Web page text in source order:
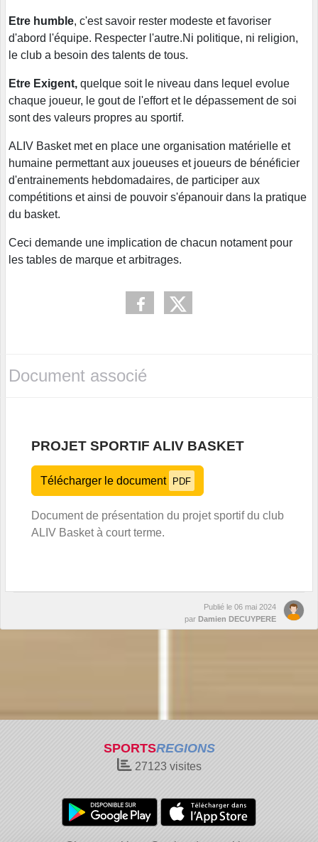
Etre humble, c'est savoir rester modeste et favoriser
d'abord l'équipe. Respecter l'autre.Ni politique, ni religion,
le club a besoin des talents de tous.
Etre Exigent, quelque soit le niveau dans lequel evolue
chaque joueur, le gout de l'effort et le dépassement de soi
sont des valeurs propres au sportif.
ALIV Basket met en place une organisation matérielle et
humaine permettant aux joueuses et joueurs de bénéficier
d'entrainements hebdomadaires, de participer aux
compétitions et ainsi de pouvoir s'épanouir dans la pratique
du basket.
Ceci demande une implication de chacun notament pour
les tables de marque et arbitrages.
Document associé
PROJET SPORTIF ALIV BASKET
Télécharger le document PDF
Document de présentation du projet sportif du club
ALIV Basket à court terme.
Publié le 06 mai 2024
par Damien DECUYPERE
SPORTSREGIONS
27123visites